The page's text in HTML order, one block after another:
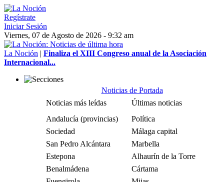
Regístrate
Iniciar Sesión
Viernes, 07 de Agosto de 2026 - 9:32 am
La Noción | Finaliza el XIII Congreso anual de la Asociación
Internacional...
Noticias de Portada
Noticias más leídas
Últimas noticias
Andalucía (provincias)
Política
Sociedad
Málaga capital
San Pedro Alcántara
Marbella
Estepona
Alhaurín de la Torre
Benalmádena
Cártama